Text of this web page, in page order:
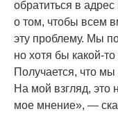
обратиться в
о том, чтобы всем
эту проблему. Мы
но хотя бы какой-
Получается, что мы
На мой взгляд, это
мое мнение», —